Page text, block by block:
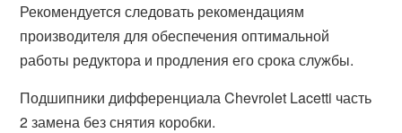
Рекомендуется следовать рекомендациям
производителя для обеспечения оптимальной
работы редуктора и продления его срока службы.
Подшипники дифференциала Chevrolet Lacetti часть
2 замена без снятия коробки.